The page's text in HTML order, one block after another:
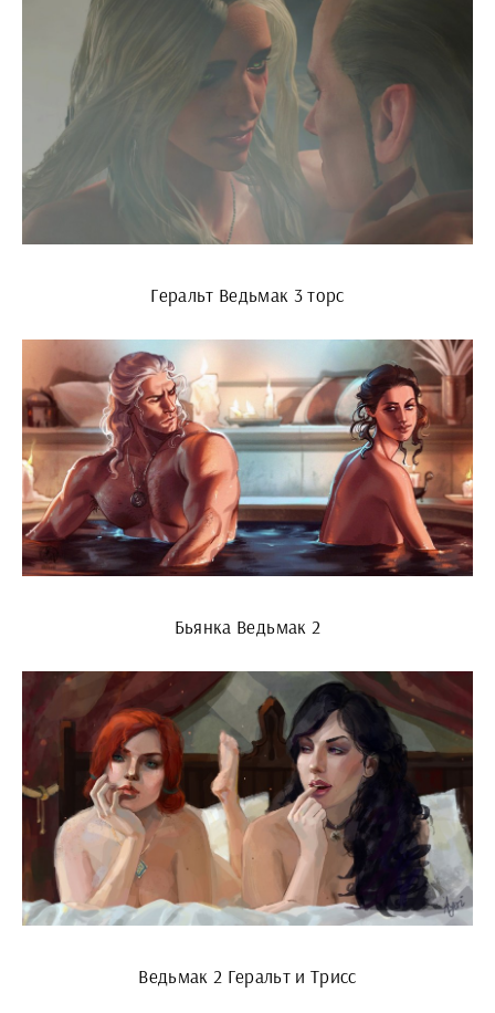
Геральт Ведьмак 3 торс
Бьянка Ведьмак 2
Ведьмак 2 Геральт и Трисс